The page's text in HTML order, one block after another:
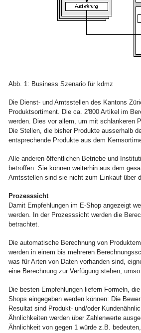
Abb. 1: Business Szenario für kdmz
Die Dienst- und Amtsstellen des Kantons
Produktsortiment. Die ca. 2'800 Artikel im
werden. Dies vor allem, um mit schlankeren
Die Stellen, die bisher Produkte ausserhalb
entsprechende Produkte aus dem
Alle anderen öffentlichen Betriebe und
betroffen. Sie können weiterhin aus dem
Amtsstellen sind sie nicht zum Einkauf über
Prozesssicht
Damit Empfehlungen im E-Shop angezeigt
werden. In der Prozesssicht werden die
betrachtet.
Die automatische Berechnung von
werden in einem bis mehreren
was für Arten von Daten vorhanden sind,
eine Berechnung zur Verfügung stehen,
Die besten Empfehlungen liefern Formeln,
Shops eingegeben werden können: Die
Resultat sind Produkt- und/oder
Ähnlichkeiten werden über Zahlenwerte
Ähnlichkeit von gegen 1 würde z.B.